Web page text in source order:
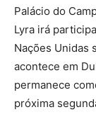
Palácio do
Lyra irá
Nações Unidas
acontece em
permanece
próxima